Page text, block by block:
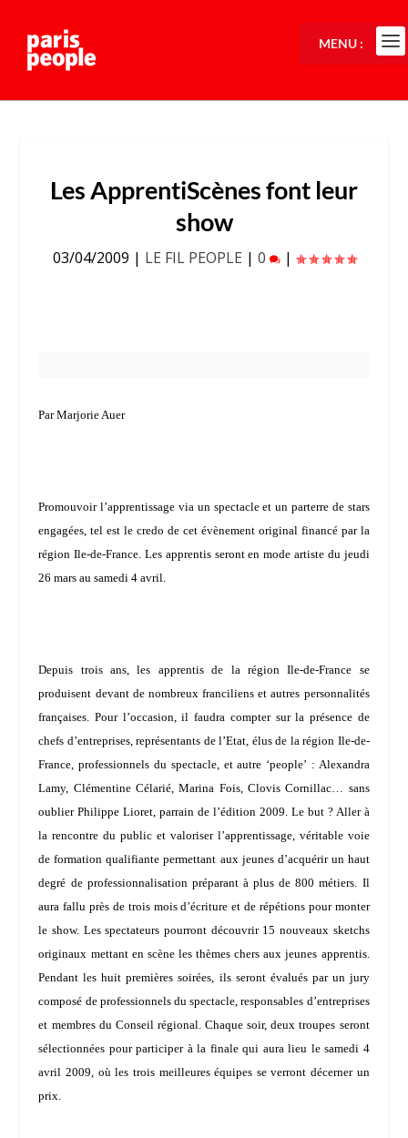
Les ApprentiScènes font leur
show
03/04/2009 | LE FIL PEOPLE | 0 |
Par Marjorie Auer
Promouvoir l’apprentissage via un spectacle et un parterre de stars
engagées, tel est le credo de cet évènement original financé par la
région Ile-de-France. Les apprentis seront en mode artiste du jeudi
26 mars au samedi 4 avril.
Depuis trois ans, les apprentis de la région Ile-de-France se
produisent devant de nombreux franciliens et autres personnalités
françaises. Pour l’occasion, il faudra compter sur la présence de
chefs d’entreprises, représentants de l’Etat, élus de la région Ile-de-
France, professionnels du spectacle, et autre ‘people’ : Alexandra
Lamy, Clémentine Célarié ,Marina Fois, Clovis Cornillac … sans
oublierPhilippe Lioret , parrain de l’édition 2009. Le but ? Aller à
la rencontre du public et valoriser l’apprentissage, véritable voie
de formation qualifiante permettant aux jeunes d’acquérir un haut
degré de professionnalisation préparant à plus de 800 métiers. Il
aura fallu près de trois mois d’écriture et de répétions pour monter
le show. Les spectateurs pourront découvrir 15 nouveaux sketchs
originaux mettant en scène les thèmes chers aux jeunes apprentis.
Pendant les huit premières soirées, ils seront évalués par un jury
composé de professionnels du spectacle, responsables d’entreprises
et membres du Conseil régional. Chaque soir, deux troupes seront
sélectionnées pour participer à la finale qui aura lieu le samedi 4
avril 2009, où les trois meilleures équipes se verront décerner un
prix.
MENU :